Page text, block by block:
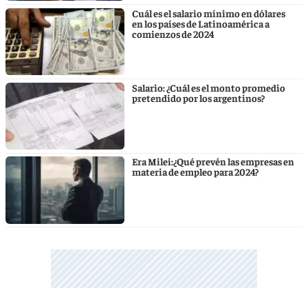
Cuál es el salario mínimo en dólares
en los países de Latinoamérica a
comienzos de 2024
Salario: ¿Cuál es el monto promedio
pretendido por los argentinos?
Era Milei:¿Qué prevén las empresas en
materia de empleo para 2024?